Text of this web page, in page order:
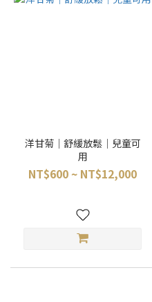
洋甘菊｜舒緩放鬆｜兒童可
用
NT$600 ~ NT$12,000